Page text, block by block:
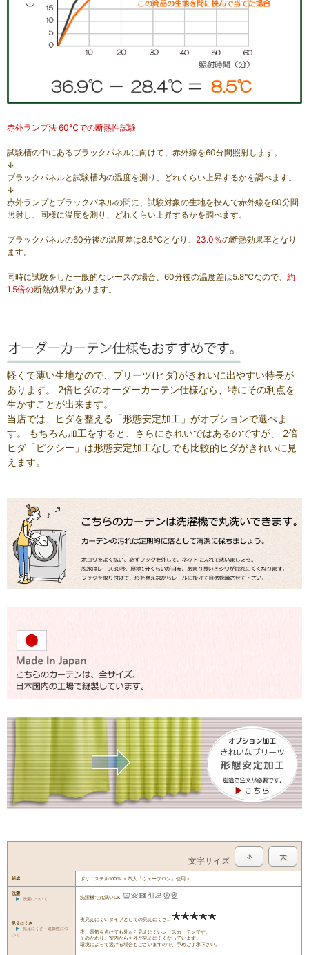
赤外ランプ法 60℃での断熱性試験
試験槽の中にあるブラックパネルに向けて、赤外線を60分間照射します。
↓
ブラックパネルと試験槽内の温度を測り、どれくらい上昇するかを調べます。
↓
赤外ランプとブラックパネルの間に、試験対象の生地を挟んで赤外線を60分間
照射し、同様に温度を測り、どれくらい上昇するかを調べます。
ブラックパネルの60分後の温度差は8.5℃となり、 23.0％の断熱効果率となり
ます。
同時に試験をした一般的なレースの場合、60分後の温度差は5.8℃なので、 約
1.5倍の断熱効果があります。
軽くて薄い生地なので、プリーツ(ヒダ)がきれいに出やすい特長が
あります。 2倍ヒダのオーダーカーテン仕様なら、特にその利点を
生かすことが出来ます。
当店では、ヒダを整える「形態安定加工」がオプションで選べま
す。 もちろん加工をすると、さらにきれいではあるのですが、 2倍
ヒダ「ピクシー」は形態安定加工なしでも比較的ヒダがきれいに見
えます。
文字サイズ 小 大
組成 ポリエステル100％ ＜帝人「ウェーブロン」使用＞
洗濯
洗濯について
洗濯機で丸洗いOK
見えにくさ
見えにくさ・遮像性につ
いて
夜見えにくいタイプとしての見えにくさ…
夜、電気を点けても外から見えにくいレースカーテンです。
そのかわり、室内からも外が見えにくくなっています。
環境によって透ける場合もございますので、予めご了承下さい。